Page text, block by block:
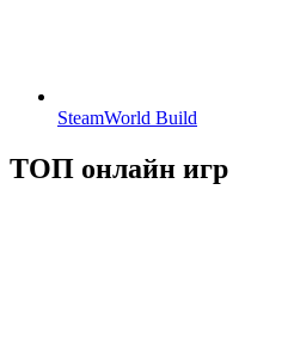
SteamWorld Build
ТОП онлайн игр